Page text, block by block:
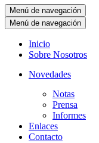
Menú de navegación
Menú de navegación
Inicio
Sobre Nosotros
Novedades
Notas
Prensa
Informes
Enlaces
Contacto